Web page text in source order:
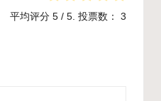
平均评分 5 / 5. 投票数： 3